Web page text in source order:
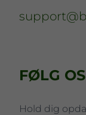
FØLG OS
Hold dig